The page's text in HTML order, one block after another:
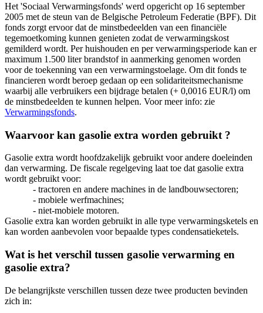
Het 'Sociaal Verwarmingsfonds' werd opgericht op 16 september
2005 met de steun van de Belgische Petroleum Federatie (BPF). Dit
fonds zorgt ervoor dat de minstbedeelden van een financiële
tegemoetkoming kunnen genieten zodat de verwarmingskost
gemilderd wordt. Per huishouden en per verwarmingsperiode kan er
maximum 1.500 liter brandstof in aanmerking genomen worden
voor de toekenning van een verwarmingstoelage. Om dit fonds te
financieren wordt beroep gedaan op een solidariteitsmechanisme
waarbij alle verbruikers een bijdrage betalen (+ 0,0016 EUR/l) om
de minstbedeelden te kunnen helpen. Voor meer info: zie
Verwarmingsfonds.
Waarvoor kan gasolie extra worden gebruikt ?
Gasolie extra wordt hoofdzakelijk gebruikt voor andere doeleinden
dan verwarming. De fiscale regelgeving laat toe dat gasolie extra
wordt gebruikt voor:
- tractoren en andere machines in de landbouwsectoren;
- mobiele werfmachines;
- niet-mobiele motoren.
Gasolie extra kan worden gebruikt in alle type verwarmingsketels en
kan worden aanbevolen voor bepaalde types condensatieketels.
Wat is het verschil tussen gasolie verwarming en
gasolie extra?
De belangrijkste verschillen tussen deze twee producten bevinden
zich in: